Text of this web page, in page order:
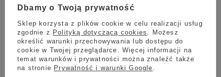
Dbamy o Twoją prywatność
Sklep korzysta z plików cookie w celu realizacji usług
zgodnie z Polityką dotyczącą cookies
. Możesz
określić warunki przechowywania lub dostępu do
cookie w Twojej przeglądarce. Więcej informacji na
temat warunków i prywatności można znaleźć także
na stronie Prywatność i warunki Google